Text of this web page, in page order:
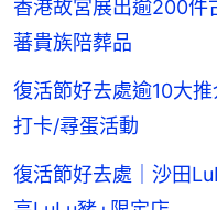
香港故宮展出逾200件
蕃貴族陪葬品
復活節好去處逾10大
打卡/尋蛋活動
復活節好去處｜沙田